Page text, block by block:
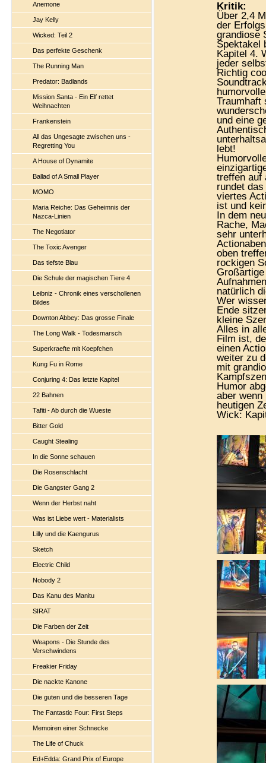
Anemone
Jay Kelly
Wicked: Teil 2
Das perfekte Geschenk
The Running Man
Predator: Badlands
Mission Santa - Ein Elf rettet
Weihnachten
Frankenstein
All das Ungesagte zwischen uns -
Regretting You
A House of Dynamite
Ballad of A Small Player
MOMO
Maria Reiche: Das Geheimnis der
Nazca-Linien
The Negotiator
The Toxic Avenger
Das tiefste Blau
Die Schule der magischen Tiere 4
Leibniz - Chronik eines verschollenen
Bildes
Downton Abbey: Das grosse Finale
The Long Walk - Todesmarsch
Superkraefte mit Koepfchen
Kung Fu in Rome
Conjuring 4: Das letzte Kapitel
22 Bahnen
Tafiti - Ab durch die Wueste
Bitter Gold
Caught Stealing
In die Sonne schauen
Die Rosenschlacht
Die Gangster Gang 2
Wenn der Herbst naht
Was ist Liebe wert - Materialists
Lilly und die Kaengurus
Sketch
Electric Child
Nobody 2
Das Kanu des Manitu
SIRAT
Die Farben der Zeit
Weapons - Die Stunde des
Verschwindens
Freakier Friday
Die nackte Kanone
Die guten und die besseren Tage
The Fantastic Four: First Steps
Memoiren einer Schnecke
The Life of Chuck
Ed+Edda: Grand Prix of Europe
Kritik:
Über 2,4
der
grandiose
Spektakel
Kapitel 4.
jeder
Richtig
Traumhaft
und eine
lebt!
treffen auf
rundet
viertes
ist und
In dem
Rache,
sehr
oben
rockigen
natürlich
Wer
Ende
kleine
Alles in
Film ist,
einen
weiter zu
mit
Humor
aber wenn
heutigen
Wick: